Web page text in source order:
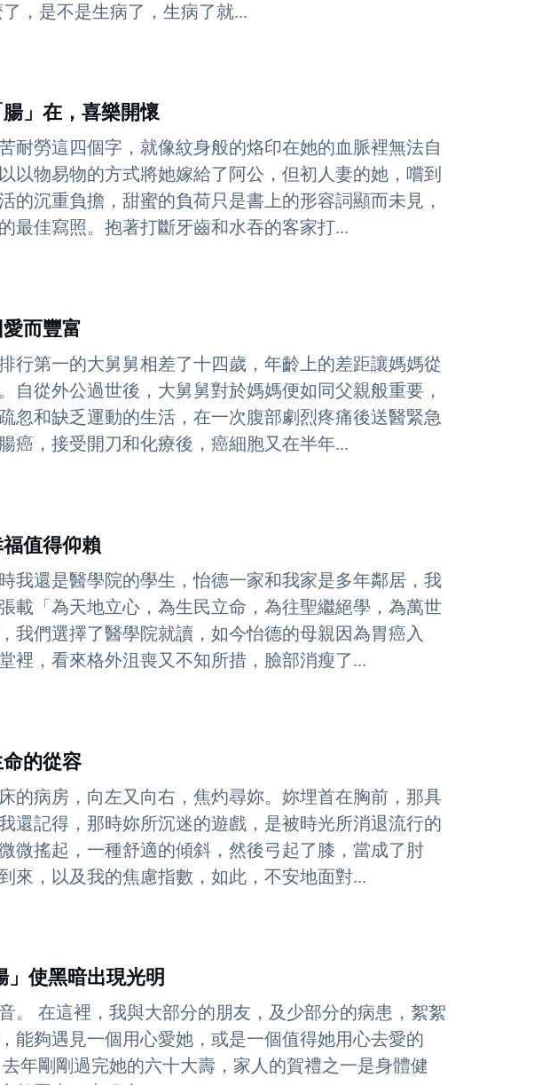
，是不是生病了，生病了就...
腸」在，喜樂開懷
耐勞這四個字，就像紋身般的烙印在她的血脈裡無法自
以物易物的方式將她嫁給了阿公，但初人妻的她，嚐到
的沉重負擔，甜蜜的負荷只是書上的形容詞顯而未見，
最佳寫照。抱著打斷牙齒和水吞的客家打...
愛而豐富
行第一的大舅舅相差了十四歲，年齡上的差距讓媽媽從
自從外公過世後，大舅舅對於媽媽便如同父親般重要，
忽和缺乏運動的生活，在一次腹部劇烈疼痛後送醫緊急
癌，接受開刀和化療後，癌細胞又在半年...
福值得仰賴
我還是醫學院的學生，怡德一家和我家是多年鄰居，我
載「為天地立心，為生民立命，為往聖繼絕學，為萬世
我們選擇了醫學院就讀，如今怡德的母親因為胃癌入
裡，看來格外沮喪又不知所措，臉部消瘦了...
命的從容
的病房，向左又向右，焦灼尋妳。妳埋首在胸前，那具
還記得，那時妳所沉迷的遊戲，是被時光所消退流行的
微搖起，一種舒適的傾斜，然後弓起了膝，當成了肘
來，以及我的焦慮指數，如此，不安地面對...
」使黑暗出現光明
。 在這裡，我與大部分的朋友，及少部分的病患，絮絮
能夠遇見一個用心愛她，或是一個值得她用心去愛的
年剛剛過完她的六十大壽，家人的賀禮之一是身體健